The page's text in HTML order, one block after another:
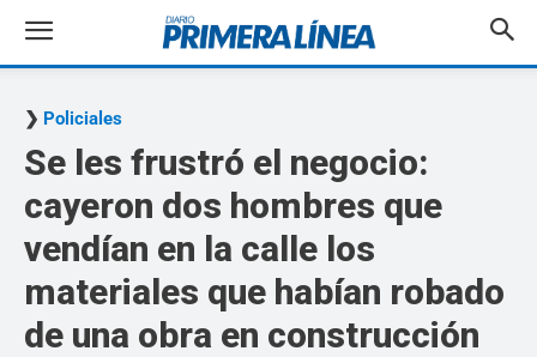
Policiales
Se les frustró el negocio:
cayeron dos hombres que
vendían en la calle los
materiales que habían robado
de una obra en construcción